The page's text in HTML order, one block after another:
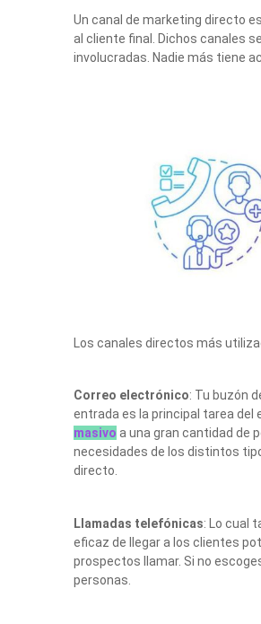
Un canal de marketing directo
al cliente final. Dichos canales
involucradas. Nadie más tiene
Los canales directos más
Correo electrónico: Tu buzón
entrada es la principal tarea del
masivo a una gran cantidad de
necesidades de los distintos
directo.
Llamadas telefónicas: Lo cual
eficaz de llegar a los clientes
prospectos llamar. Si no
personas.